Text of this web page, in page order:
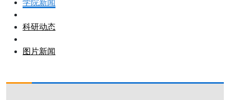
学院新闻
科研动态
图片新闻